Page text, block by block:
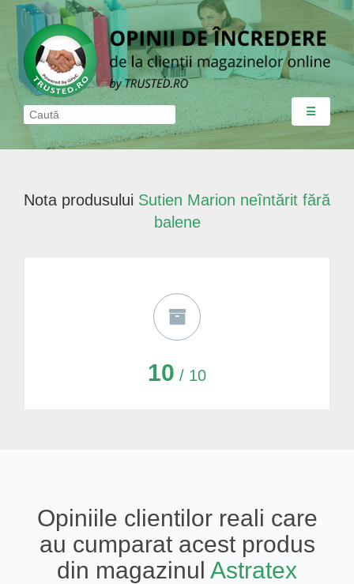
☰
Nota produsului Sutien Marion neîntărit fără
balene
10 / 10
Opiniile clientilor reali care
au cumparat acest produs
din magazinul Astratex